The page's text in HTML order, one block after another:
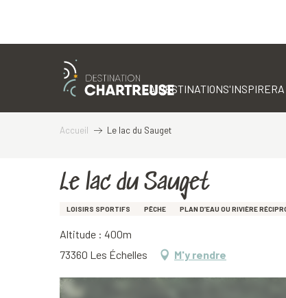
LA DESTINATIONS'INSPIRER
Accueil Le lac du Sauget
Le lac du Sauget
LOISIRS SPORTIFS PÊCHE PLAN D’EAU OU RIVIÈRE
Altitude : 400m
73360 Les Échelles
M'y rendre